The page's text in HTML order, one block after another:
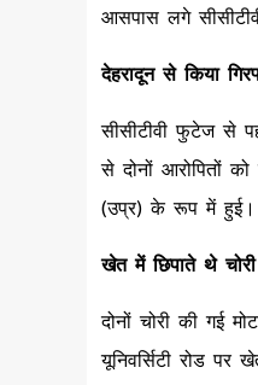
आसपास लगे
देहरादून से किया
सीसीटीवी फुटेज से
से दोनों आरोपितों
(उप्र) के रूप में हुई।
खेत में छिपाते थे
दोनों चोरी की गई
यूनिवर्सिटी रोड